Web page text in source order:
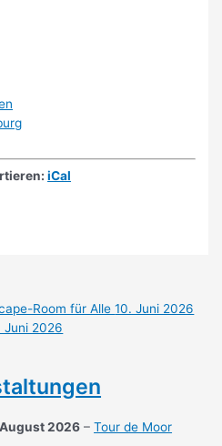
iCal
Room für Alle10. Juni 2026
Juni 2026
2026 –Tour de Moor